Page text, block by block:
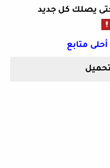
يصلك كل جديد
أحلى متابع